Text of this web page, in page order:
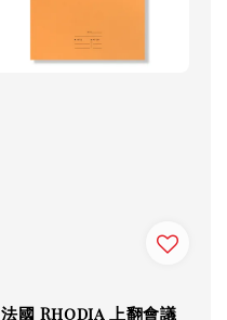
法國 Rhodia 上翻會議